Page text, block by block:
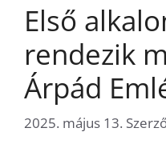
Első
rendezik
Árpád
2025. május 13.